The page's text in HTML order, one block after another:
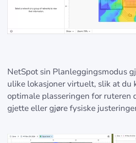
NetSpot sin Planleggingsmodus
ulike lokasjoner virtuelt, slik at du
optimale plasseringen for ruteren
gjette eller gjøre fysiske